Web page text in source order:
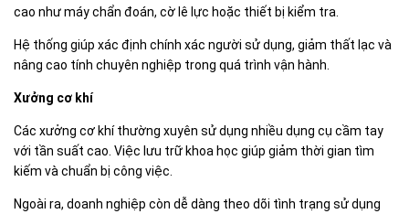
cao như máy chẩn đoán, cờ lê lực hoặc thiết bị kiểm tra.
Hệ thống giúp xác định chính xác người sử dụng, giảm thất lạc và
nâng cao tính chuyên nghiệp trong quá trình vận hành.
Xưởng cơ khí
Các xưởng cơ khí thường xuyên sử dụng nhiều dụng cụ cầm tay
với tần suất cao. Việc lưu trữ khoa học giúp giảm thời gian tìm
kiếm và chuẩn bị công việc.
Ngoài ra, doanh nghiệp còn dễ dàng theo dõi tình trạng sử dụng